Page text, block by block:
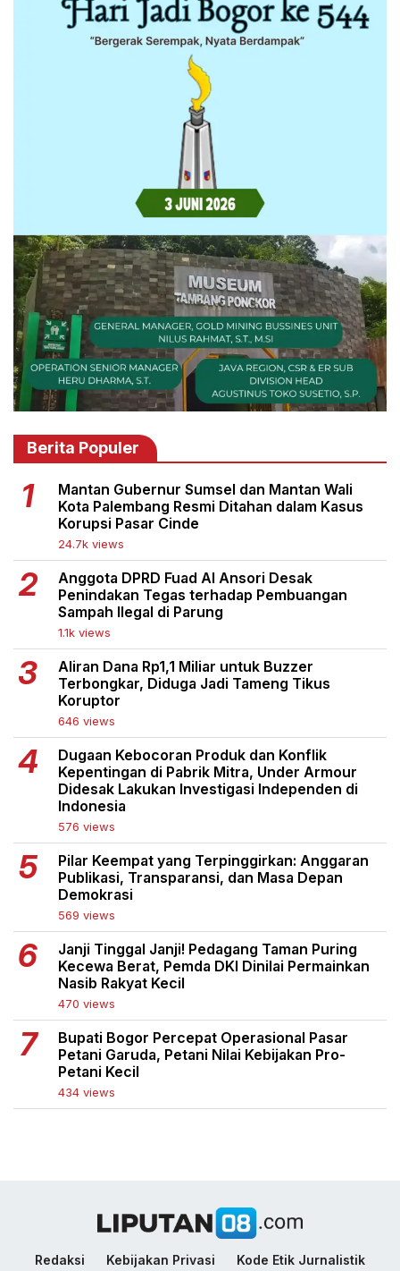
Berita Populer
Mantan Gubernur Sumsel dan Mantan Wali
Kota Palembang Resmi Ditahan dalam Kasus
Korupsi Pasar Cinde
24.7k views
Anggota DPRD Fuad Al Ansori Desak
Penindakan Tegas terhadap Pembuangan
Sampah Ilegal di Parung
1.1k views
Aliran Dana Rp1,1 Miliar untuk Buzzer
Terbongkar, Diduga Jadi Tameng Tikus
Koruptor
646 views
Dugaan Kebocoran Produk dan Konflik
Kepentingan di Pabrik Mitra, Under Armour
Didesak Lakukan Investigasi Independen di
Indonesia
576 views
Pilar Keempat yang Terpinggirkan: Anggaran
Publikasi, Transparansi, dan Masa Depan
Demokrasi
569 views
Janji Tinggal Janji! Pedagang Taman Puring
Kecewa Berat, Pemda DKI Dinilai Permainkan
Nasib Rakyat Kecil
470 views
Bupati Bogor Percepat Operasional Pasar
Petani Garuda, Petani Nilai Kebijakan Pro-
Petani Kecil
434 views
Redaksi Kebijakan Privasi Kode Etik Jurnalistik